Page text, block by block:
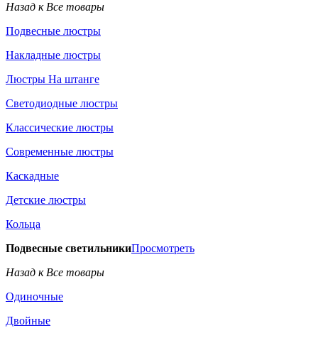
Назад к Все товары
Подвесные люстры
Накладные люстры
Люстры На штанге
Светодиодные люстры
Классические люстры
Современные люстры
Каскадные
Детские люстры
Кольца
Подвесные светильникиПросмотреть
Назад к Все товары
Одиночные
Двойные